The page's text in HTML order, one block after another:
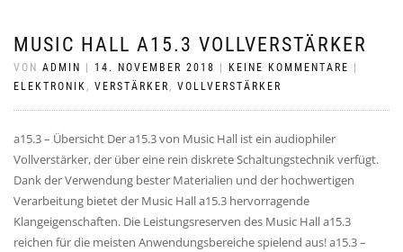
MUSIC HALL A15.3 VOLLVERSTÄRKER
VON ADMIN 14. NOVEMBER 2018 KEINE KOMMENTARE
ELEKTRONIK , VERSTÄRKER , VOLLVERSTÄRKER
a15.3 – Übersicht Der a15.3 von Music Hall ist ein audiophiler
Vollverstärker, der über eine rein diskrete Schaltungstechnik verfügt.
Dank der Verwendung bester Materialien und der hochwertigen
Verarbeitung bietet der Music Hall a15.3 hervorragende
Klangeigenschaften. Die Leistungsreserven des Music Hall a15.3
reichen für die meisten Anwendungsbereiche spielend aus! a15.3 –